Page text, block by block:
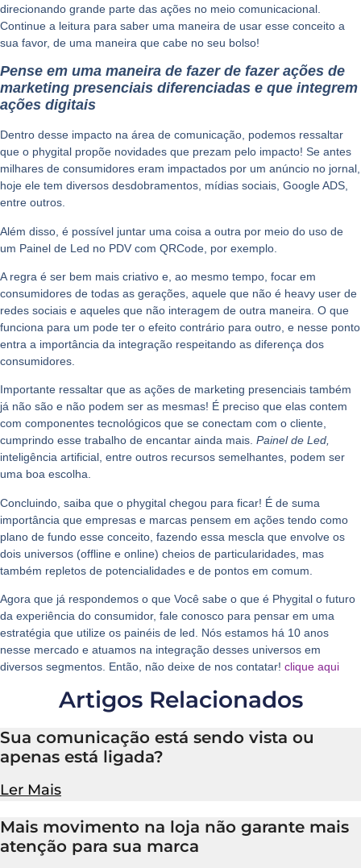
direcionando grande parte das ações no meio comunicacional.
Continue a leitura para saber uma maneira de usar esse conceito a
sua favor, de uma maneira que cabe no seu bolso!
Pense em uma maneira de fazer de fazer ações de
marketing presenciais diferenciadas e que integrem
ações digitais
Dentro desse impacto na área de comunicação, podemos ressaltar
que o phygital propõe novidades que prezam pelo impacto! Se antes
milhares de consumidores eram impactados por um anúncio no jornal,
hoje ele tem diversos desdobramentos, mídias sociais, Google ADS,
entre outros.
Além disso, é possível juntar uma coisa a outra por meio do uso de
um Painel de Led no PDV com QRCode, por exemplo.
A regra é ser bem mais criativo e, ao mesmo tempo, focar em
consumidores de todas as gerações, aquele que não é heavy user de
redes sociais e aqueles que não interagem de outra maneira. O que
funciona para um pode ter o efeito contrário para outro, e nesse ponto
entra a importância da integração respeitando as diferença dos
consumidores.
Importante ressaltar que as ações de marketing presenciais também
já não são e não podem ser as mesmas! É preciso que elas contem
com componentes tecnológicos que se conectam com o cliente,
cumprindo esse trabalho de encantar ainda mais. Painel de Led,
inteligência artificial, entre outros recursos semelhantes, podem ser
uma boa escolha.
Concluindo, saiba que o phygital chegou para ficar! É de suma
importância que empresas e marcas pensem em ações tendo como
plano de fundo esse conceito, fazendo essa mescla que envolve os
dois universos (offline e online) cheios de particularidades, mas
também repletos de potencialidades e de pontos em comum.
Agora que já respondemos o que Você sabe o que é Phygital o futuro
da experiência do consumidor, fale conosco para pensar em uma
estratégia que utilize os painéis de led. Nós estamos há 10 anos
nesse mercado e atuamos na integração desses universos em
diversos segmentos. Então, não deixe de nos contatar! clique aqui
Artigos Relacionados
Sua comunicação está sendo vista ou
apenas está ligada?
Ler Mais
Mais movimento na loja não garante mais
atenção para sua marca